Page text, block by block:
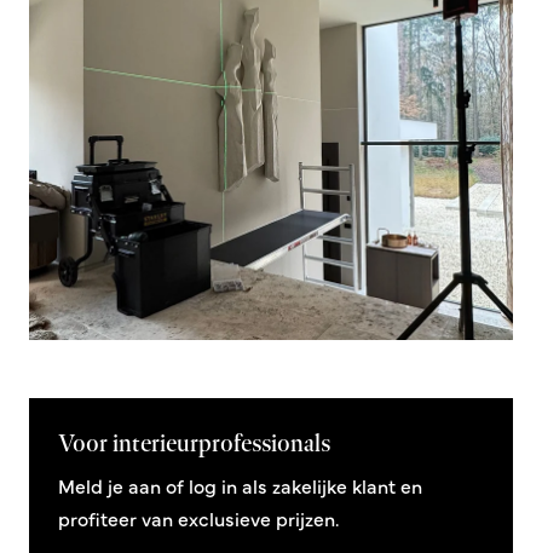
Voor interieurprofessionals
Meld je aan of log in als zakelijke klant en
profiteer van exclusieve prijzen.